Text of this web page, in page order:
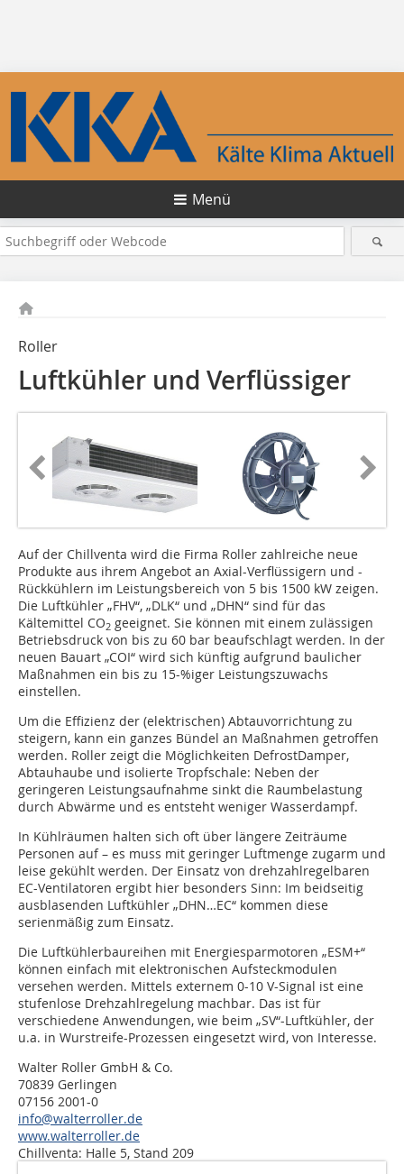
Menü
Roller
Luftkühler und Verflüssiger
Auf der Chillventa wird die Firma Roller zahlreiche neue
Produkte aus ihrem Angebot an Axial-Verflüssigern und -
Rückkühlern im Leistungsbereich von 5 bis 1500 kW zeigen.
Die Luftkühler „FHV“, „DLK“ und „DHN“ sind für das
Kältemittel CO2 geeignet. Sie können mit einem zulässigen
Betriebsdruck von bis zu 60 bar beaufschlagt werden. In der
neuen Bauart „COI“ wird sich künftig aufgrund baulicher
Maßnahmen ein bis zu 15-%iger Leistungszuwachs
einstellen.
Um die Effizienz der (elektrischen) Abtauvorrichtung zu
steigern, kann ein ganzes Bündel an Maßnahmen getroffen
werden. Roller zeigt die Möglichkeiten DefrostDamper,
Abtauhaube und isolierte Tropfschale: Neben der
geringeren Leistungsaufnahme sinkt die Raumbelastung
durch Abwärme und es entsteht weniger Wasserdampf.
In Kühlräumen halten sich oft über längere Zeiträume
Personen auf – es muss mit geringer Luftmenge zugarm und
leise gekühlt werden. Der Einsatz von drehzahlregelbaren
EC-Ventilatoren ergibt hier besonders Sinn: Im beidseitig
ausblasenden Luftkühler „DHN…EC“ kommen diese
serienmäßig zum Einsatz.
Die Luftkühlerbaureihen mit Energiesparmotoren „ESM+“
können einfach mit elektronischen Aufsteckmodulen
versehen werden. Mittels externem 0-10 V-Signal ist eine
stufenlose Drehzahlregelung machbar. Das ist für
verschiedene Anwendungen, wie beim „SV“-Luftkühler, der
u.a. in Wurstreife-Prozessen eingesetzt wird, von Interesse.
Walter Roller GmbH & Co.
70839 Gerlingen
07156 2001-0
info@walterroller.de
www.walterroller.de
Chillventa: Halle 5, Stand 209